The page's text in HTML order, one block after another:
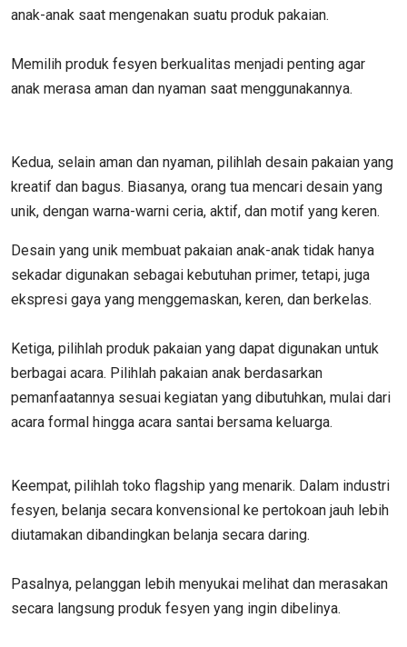
anak-anak saat mengenakan suatu produk pakaian.
Memilih produk fesyen berkualitas menjadi penting agar
anak merasa aman dan nyaman saat menggunakannya.
Kedua, selain aman dan nyaman, pilihlah desain pakaian yang
kreatif dan bagus. Biasanya, orang tua mencari desain yang
unik, dengan warna-warni ceria, aktif, dan motif yang keren.
Desain yang unik membuat pakaian anak-anak tidak hanya
sekadar digunakan sebagai kebutuhan primer, tetapi, juga
ekspresi gaya yang menggemaskan, keren, dan berkelas.
Ketiga, pilihlah produk pakaian yang dapat digunakan untuk
berbagai acara. Pilihlah pakaian anak berdasarkan
pemanfaatannya sesuai kegiatan yang dibutuhkan, mulai dari
acara formal hingga acara santai bersama keluarga.
Keempat, pilihlah toko flagship yang menarik. Dalam industri
fesyen, belanja secara konvensional ke pertokoan jauh lebih
diutamakan dibandingkan belanja secara daring.
Pasalnya, pelanggan lebih menyukai melihat dan merasakan
secara langsung produk fesyen yang ingin dibelinya.